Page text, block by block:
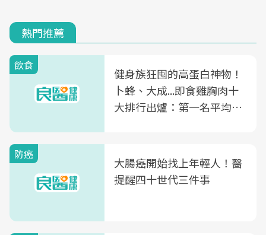
熱門推薦
飲食
健身族狂囤的高蛋白神物！
卜蜂、大成...即食雞胸肉十
大排行出爐：第一名平均一
防癌
大腸癌開始找上年輕人！醫
提醒四十世代三件事